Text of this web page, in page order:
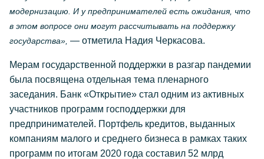
модернизацию. И у предпринимателей есть ожидания, что
в этом вопросе они могут рассчитывать на поддержку
государства», — отметила Надия Черкасова.
Мерам государственной поддержки в разгар пандемии
была посвящена отдельная тема пленарного
заседания. Банк «Открытие» стал одним из активных
участников программ господдержки для
предпринимателей. Портфель кредитов, выданных
компаниям малого и среднего бизнеса в рамках таких
программ по итогам 2020 года составил 52 млрд